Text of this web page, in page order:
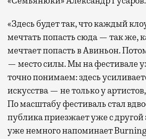
«Здесь будет так, что каждый
мечтать попасть сюда — так же,
мечтает попасть в Авиньон.
— место силы. Мы на фестивале
точно понимаем: здесь
искусства — не только у
По масштабу фестиваль стал
публика приезжает уже с другой
уже немного напоминает